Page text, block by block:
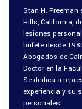
Stan H. Freeman
Hills, California,
lesiones
bufete desde
Abogados de
Doctor en la
Se dedica a
experiencia y su
personales.